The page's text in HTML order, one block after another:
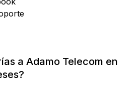
a Adamo Telecom en